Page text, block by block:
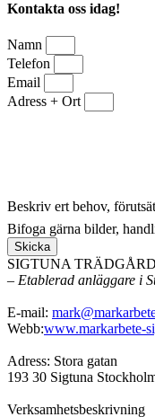
Kontakta oss idag!
Namn
Telefon
Email
Adress + Ort
Beskriv ert behov,
Bifoga gärna bilder,
Skicka
SIGTUNA
– Etablerad anläggare i
E-mail:
Webb:www.markarbete-
Adress: Stora gatan
193 30 Sigtuna
Verksamhetsbeskrivning